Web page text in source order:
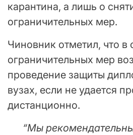
карантина, а лишь о
ограничительных мер.
Чиновник отметил, что в
ограничительных мер
проведение защиты
вузах, если не удается
дистанционно.
“Мы